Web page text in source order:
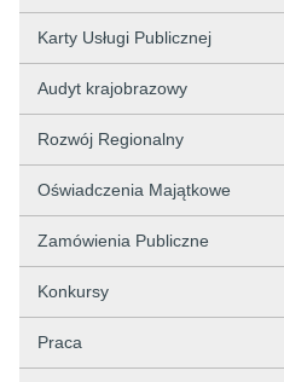
Karty Usługi Publicznej
Audyt krajobrazowy
Rozwój Regionalny
Oświadczenia Majątkowe
Zamówienia Publiczne
Konkursy
Praca